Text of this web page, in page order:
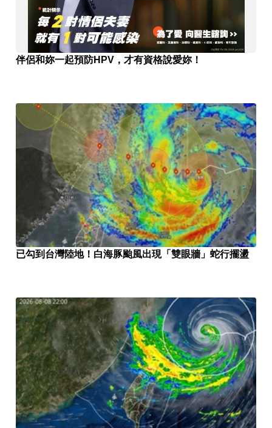
伴侶和妳一起預防HPV，才有資格說愛妳！
已勾到台灣陸地！白海豚颱風出現「雙眼牆」蛇行擺盪